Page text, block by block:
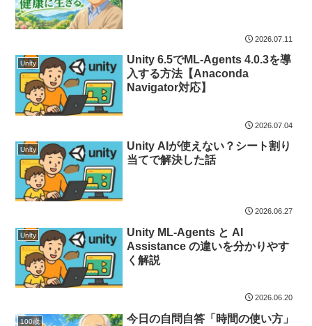
2026.07.11
Unity
Unity 6.5でML-Agents 4.0.3を導
入する方法【Anaconda
Navigator対応】
2026.07.04
Unity
Unity AIが使えない？シート割り
当てで解決した話
2026.06.27
Unity
Unity ML-Agents と AI
Assistance の違いを分かりやす
く解説
2026.06.20
100歳 今日の自問自答「時間の使い方」